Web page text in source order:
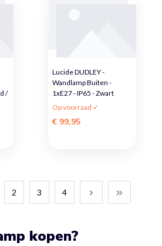
/
Lucide DUDLEY -
Wandlamp Buiten -
1xE27 - IP65 - Zwart
Op voorraad ✓
€ 99,95
2 3 4
kopen?